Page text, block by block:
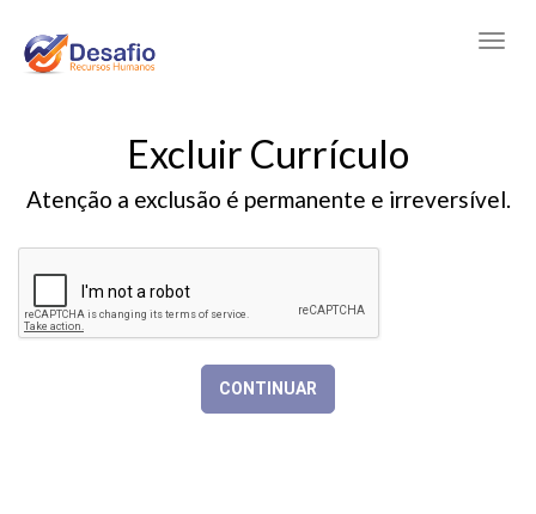
Excluir Currículo
Atenção a exclusão é permanente e irreversível.